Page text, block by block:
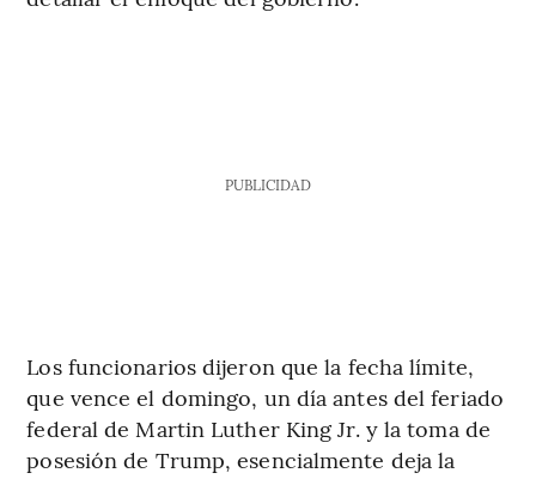
PUBLICIDAD
Los funcionarios dijeron que la fecha límite,
que vence el domingo, un día antes del feriado
federal de Martin Luther King Jr. y la toma de
posesión de Trump, esencialmente deja la